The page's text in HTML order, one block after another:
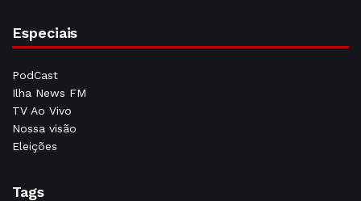
Especiais
PodCast
Ilha News FM
TV Ao Vivo
Nossa visão
Eleições
Tags